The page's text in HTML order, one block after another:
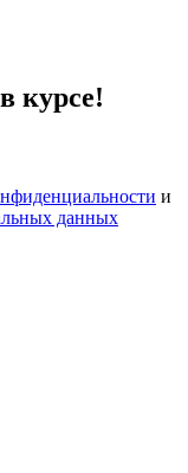
курсе!
и
данных